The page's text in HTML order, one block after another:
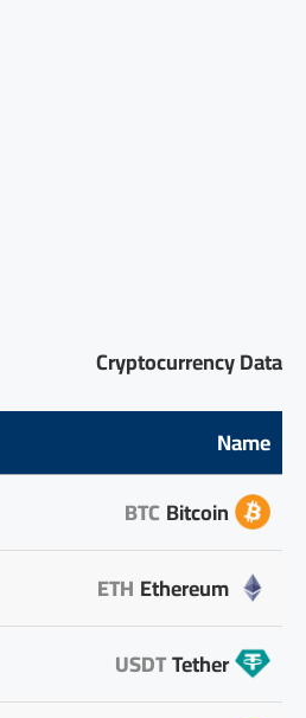
Cryptocurrency Data
Name
Bitcoin
BTC
Ethereum
ETH
Tether
USDT